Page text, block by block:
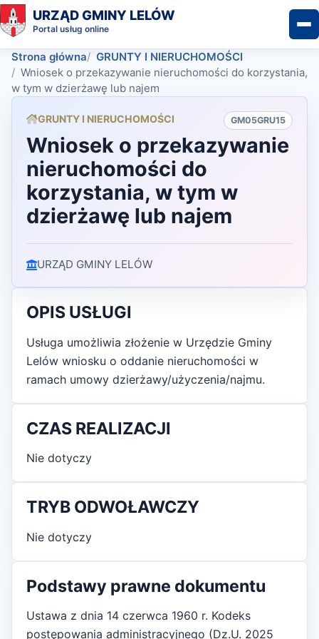
URZĄD GMINY LELÓW
Portal usług online
Strona główna
GRUNTY I NIERUCHOMOŚCI
Wniosek o przekazywanie nieruchomości do korzystania,
w tym w dzierżawę lub najem
GRUNTY I NIERUCHOMOŚCI GM05GRU15
Wniosek o przekazywanie
nieruchomości do
korzystania, w tym w
dzierżawę lub najem
URZĄD GMINY LELÓW
OPIS USŁUGI
Usługa umożliwia złożenie w Urzędzie Gminy
Lelów wniosku o oddanie nieruchomości w
ramach umowy dzierżawy/użyczenia/najmu.
CZAS REALIZACJI
Nie dotyczy
TRYB ODWOŁAWCZY
Nie dotyczy
Podstawy prawne dokumentu
Ustawa z dnia 14 czerwca 1960 r. Kodeks
postępowania administracyjnego (Dz.U. 2025